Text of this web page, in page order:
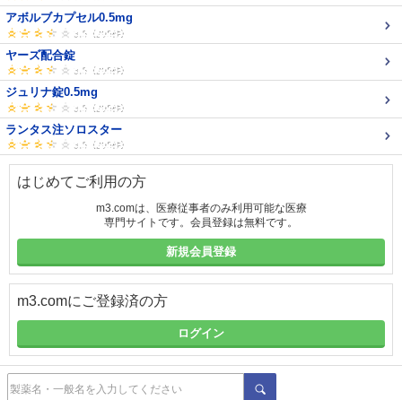
アボルブカプセル0.5mg
ヤーズ配合錠
ジュリナ錠0.5mg
ランタス注ソロスター
はじめてご利用の方
m3.comは、医療従事者のみ利用可能な医療
専門サイトです。会員登録は無料です。
新規会員登録
m3.comにご登録済の方
ログイン